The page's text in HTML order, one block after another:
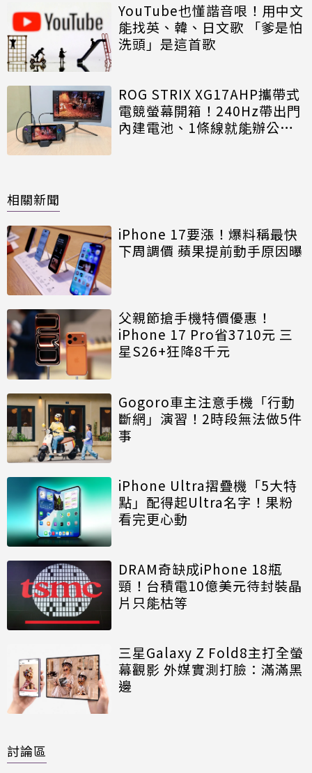
YouTube也懂諧音哏！用中文
能找英、韓、日文歌 「爹是怕
洗頭」是這首歌
ROG STRIX XG17AHP攜帶式
電競螢幕開箱！240Hz帶出門
內建電池、1條線就能辦公玩
相關新聞
iPhone 17要漲！爆料稱最快
下周調價 蘋果提前動手原因曝
父親節搶手機特價優惠！
iPhone 17 Pro省3710元 三
星S26+狂降8千元
Gogoro車主注意手機「行動
斷網」演習！2時段無法做5件
事
iPhone Ultra摺疊機「5大特
點」配得起Ultra名字！果粉
看完更心動
DRAM奇缺成iPhone 18瓶
頸！台積電10億美元待封裝晶
片只能枯等
三星Galaxy Z Fold8主打全螢
幕觀影 外媒實測打臉：滿滿黑
邊
討論區